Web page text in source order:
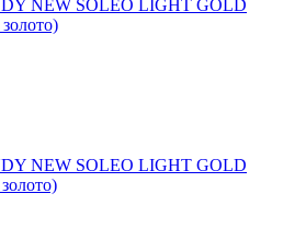
NEW SOLEO LIGHT GOLD
NEW SOLEO LIGHT GOLD